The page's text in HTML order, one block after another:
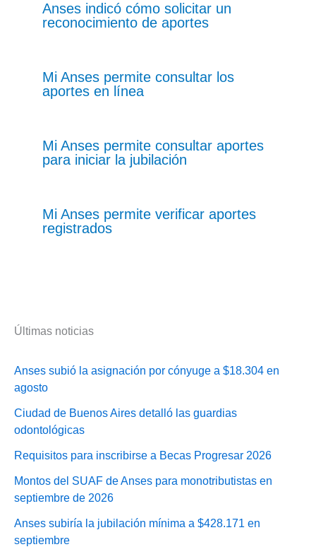
Anses indicó cómo solicitar un
reconocimiento de aportes
Mi Anses permite consultar los
aportes en línea
Mi Anses permite consultar aportes
para iniciar la jubilación
Mi Anses permite verificar aportes
registrados
Últimas noticias
Anses subió la asignación por cónyuge a $18.304 en
agosto
Ciudad de Buenos Aires detalló las guardias
odontológicas
Requisitos para inscribirse a Becas Progresar 2026
Montos del SUAF de Anses para monotributistas en
septiembre de 2026
Anses subiría la jubilación mínima a $428.171 en
septiembre